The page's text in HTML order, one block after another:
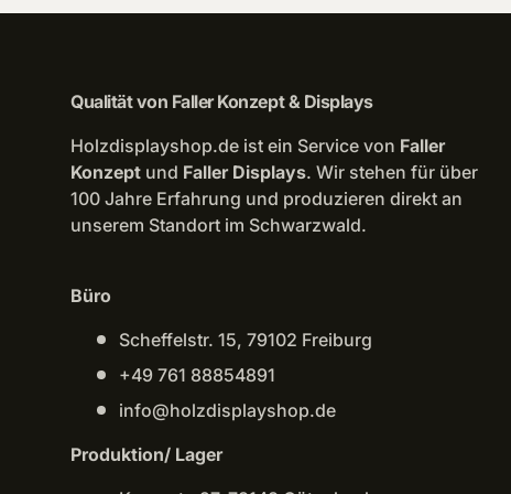
Qualität von Faller Konzept & Displays
Holzdisplayshop.de ist ein Service von Faller
Konzept und Faller Displays. Wir stehen für über
100 Jahre Erfahrung und produzieren direkt an
unserem Standort im Schwarzwald.
Büro
Scheffelstr. 15, 79102 Freiburg
+49 761 88854891
info@holzdisplayshop.de
Produktion/ Lager